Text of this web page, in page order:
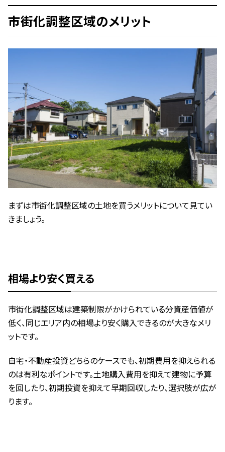
市街化調整区域のメリット
まずは市街化調整区域の土地を買うメリットについて見てい
きましょう。
相場より安く買える
市街化調整区域は建築制限がかけられている分資産価値が
低く、同じエリア内の相場より安く購入できるのが大きなメリ
ットです。
自宅・不動産投資どちらのケースでも、初期費用を抑えられる
のは有利なポイントです。土地購入費用を抑えて建物に予算
を回したり、初期投資を抑えて早期回収したり、選択肢が広が
ります。